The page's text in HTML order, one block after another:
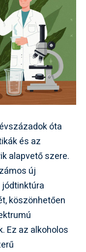
óta
és az
alapvető szere.
új
köszönhetően
Ez az alkoholos